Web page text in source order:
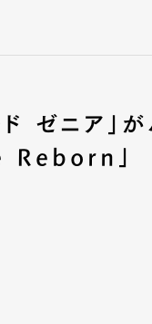
ド ゼニア」
Reborn」